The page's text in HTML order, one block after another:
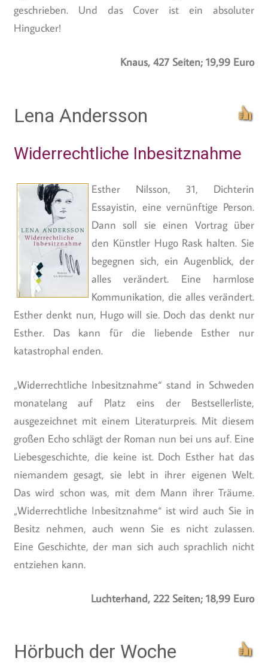
geschrieben. Und das Cover ist ein absoluter
Hingucker!
Knaus, 427 Seiten; 19,99 Euro
Lena Andersson
Widerrechtliche Inbesitznahme
Esther Nilsson, 31, Dichterin
Essayistin, eine vernünftige Person.
Dann soll sie einen Vortrag über
den Künstler Hugo Rask halten. Sie
begegnen sich, ein Augenblick, der
alles verändert. Eine harmlose
Kommunikation, die alles verändert.
Esther denkt nun, Hugo will sie. Doch das denkt nur
Esther. Das kann für die liebende Esther nur
katastrophal enden.
„Widerrechtliche Inbesitznahme“ stand in Schweden
monatelang auf Platz eins der Bestsellerliste,
ausgezeichnet mit einem Literaturpreis. Mit diesem
großen Echo schlägt der Roman nun bei uns auf. Eine
Liebesgeschichte, die keine ist. Doch Esther hat das
niemandem gesagt, sie lebt in ihrer eigenen Welt.
Das wird schon was, mit dem Mann ihrer Träume.
„Widerrechtliche Inbesitznahme“ ist wird auch Sie in
Besitz nehmen, auch wenn Sie es nicht zulassen.
Eine Geschichte, der man sich auch sprachlich nicht
entziehen kann.
Luchterhand, 222 Seiten; 18,99 Euro
Hörbuch der Woche